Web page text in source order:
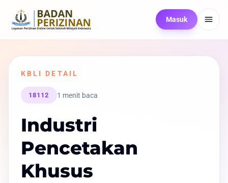
Masuk
KBLI DETAIL
18112 1 menit baca
Industri
Pencetakan
Khusus